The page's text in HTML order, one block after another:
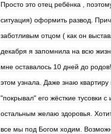
Просто это отец ребёнка ,
ситуация) оформить развод.
заботливым отцом ( как он
декабря я запомнила на всю
мне оставалось 10 дней до
этом узнала. Даже знаю
"покрывал" его жёсткие
остальным желаю здоровья.
все мы под Богом ходим.